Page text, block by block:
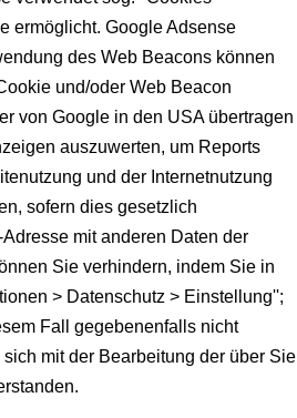
ermöglicht. Google Adsense
des Web Beacons können
und/oder Web Beacon
von Google in den USA übertragen
auszuwerten, um Reports
und der Internetnutzung
sofern dies gesetzlich
mit anderen Daten der
Sie verhindern, indem Sie in
> Datenschutz > Einstellung'';
Fall gegebenenfalls nicht
mit der Bearbeitung der über Sie